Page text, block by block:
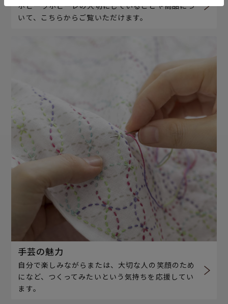
ホビーラホビーレの大切にしていることや商品につ
いて、こちらからご覧いただけます。
手芸の魅力
自分で楽しみながらまたは、大切な人の笑顔のため
になど、つくってみたいという気持ちを応援してい
ます。